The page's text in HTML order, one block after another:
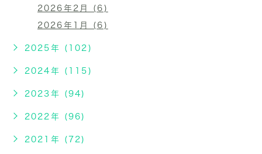
2026年2月 (6)
2026年1月 (6)
2025年 (102)
2024年 (115)
2023年 (94)
2022年 (96)
2021年 (72)